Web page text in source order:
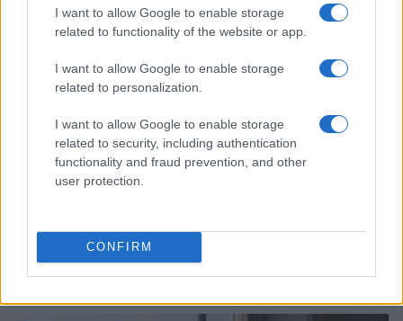
I want to allow Google to enable storage
related to functionality of the website or app.
I want to allow Google to enable storage
related to personalization.
I want to allow Google to enable storage
related to security, including authentication
functionality and fraud prevention, and other
user protection.
CONFIRM
Métodos éticos para disuadir palomas urbanas sin